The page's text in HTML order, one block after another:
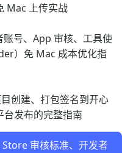
Mac 上传实战
号、App 审核、工具使
）免 Mac 成本优化指
创建、打包签名到开心
发布的完整指南
审核标准、开发者